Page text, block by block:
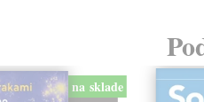
na sklade